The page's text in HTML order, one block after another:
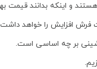
و اینکه بدانند
افزایش را خواهد
بر چه اساسی است.